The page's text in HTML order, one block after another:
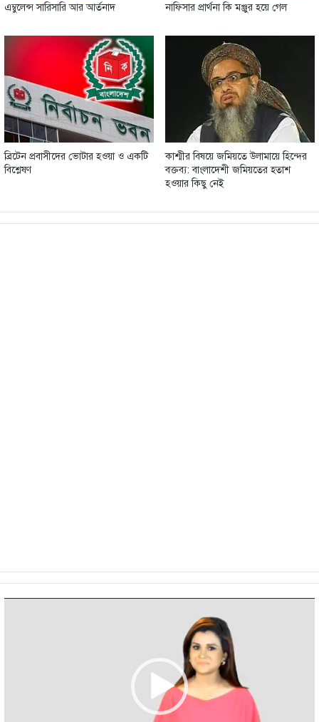
এম্বুলেন্স সারিসারি আর আর্তনাদ নাফিসার প্রার্থনা কি মঞ্জুর হয়ে গেল
ব্রিটেন প্রবাসীদের ভোটার হওয়া ও একটি
বিশ্লেষণ
কাশ্মীর বিষয়ে জমিয়তে উলামায়ে হিন্দের
বক্তব্য: বাংলাদেশী জমিয়তের হতাশ
হওয়ার কিছু নেই